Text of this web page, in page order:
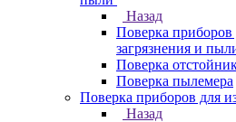
Назад
Поверка приборов
загрязнения и
Поверка
Поверка пылемера
Поверка приборов для
Назад